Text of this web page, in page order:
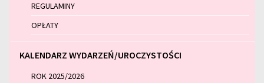
REGULAMINY
OPŁATY
KALENDARZ WYDARZEŃ/UROCZYSTOŚCI
ROK 2025/2026